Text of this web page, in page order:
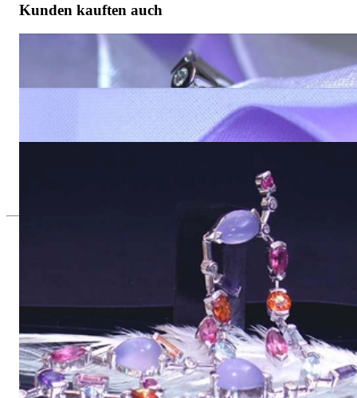
Kunden kauften auch
Bildschöner Multicolor Edelstein Ring mit Brillanten
Feinster Multicolor Edelstein Brillanten Anhänger
Exklusiver Schmuck, Leidenschaft für
das Außergewöhnliche
Hochwertiger Schmuck ist vor allem eine Frage des
Vertrauens. Zugleich sollte er so einzigartig sein wie die Frau,
die ihn trägt. Schmuck „von der Stange“ werden Sie daher bei
uns ebenso wenig finden wie Hotlines mit langen
Warteschleifen.